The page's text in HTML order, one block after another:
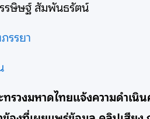
รษิษฐ์ สัมพันธรัตน์
รรยา
วงมหาดไทยแจ้งความดำเ